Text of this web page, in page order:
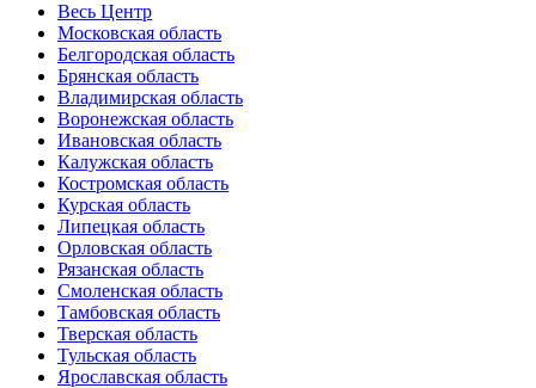
Весь Центр
Московская область
Белгородская область
Брянская область
Владимирская область
Воронежская область
Ивановская область
Калужская область
Костромская область
Курская область
Липецкая область
Орловская область
Рязанская область
Смоленская область
Тамбовская область
Тверская область
Тульская область
Ярославская область